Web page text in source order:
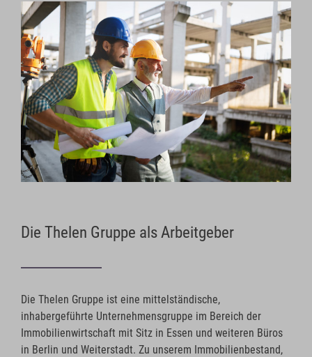
Die Thelen Gruppe als Arbeitgeber
Die Thelen Gruppe ist eine mittelständische,
inhabergeführte Unternehmensgruppe im Bereich der
Immobilienwirtschaft mit Sitz in Essen und weiteren Büros
in Berlin und Weiterstadt. Zu unserem Immobilienbestand,